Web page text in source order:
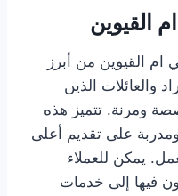
القيوين
القيوين من أبرز
والعائلات الذين
ومرنة. تتميز هذه
على تقديم أعلى
يمكن للعملاء
فيها إلى خدمات